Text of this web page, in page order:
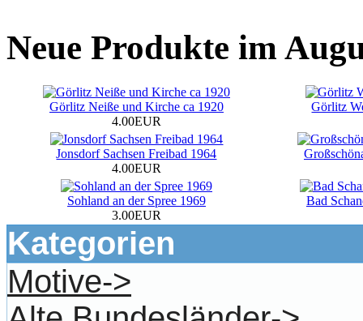
Neue Produkte im
Görlitz Neiße und Kirche ca 1920
4.00EUR
Görlitz
Jonsdorf Sachsen Freibad 1964
4.00EUR
Sohland an der Spree 1969
3.00EUR
Bad
Kategorien
Motive->